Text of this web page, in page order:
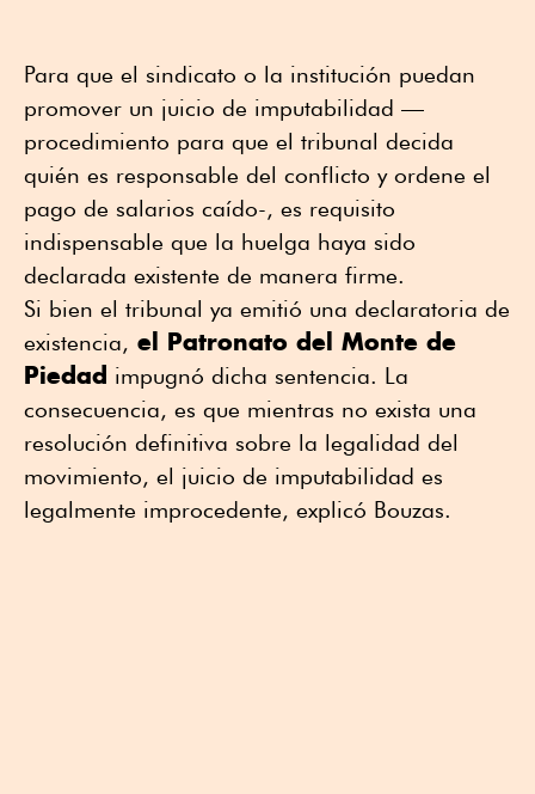
Para que el sindicato o la institución puedan
promover un juicio de imputabilidad —
procedimiento para que el tribunal decida
quién es responsable del conflicto y ordene el
pago de salarios caído-, es requisito
indispensable que la huelga haya sido
declarada existente de manera firme.
Si bien el tribunal ya emitió una declaratoria de
existencia, el Patronato del Monte de
Piedad impugnó dicha sentencia. La
consecuencia, es que mientras no exista una
resolución definitiva sobre la legalidad del
movimiento, el juicio de imputabilidad es
legalmente improcedente, explicó Bouzas.